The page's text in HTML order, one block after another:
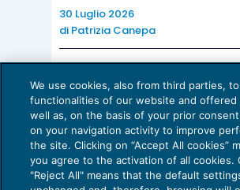
30 Luglio 2026
di Patrizia Canepa
EU AI Act e studi
scadenze concrete
27 Luglio 2026
di Diego BarberieStefano Dovier
We use cookies, also from third parties,
functionalities of our website and offered
well as, on the basis of your prior
on your navigation activity to improve
the site. Clicking on “Accept All cookies”
you agree to the activation of all cookies.
"Reject All" means that the default